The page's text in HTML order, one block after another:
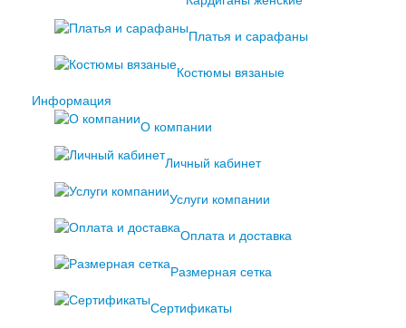
Платья и сарафаны
Костюмы вязаные
Информация
О компании
Личный кабинет
Услуги компании
Оплата и доставка
Размерная сетка
Сертификаты